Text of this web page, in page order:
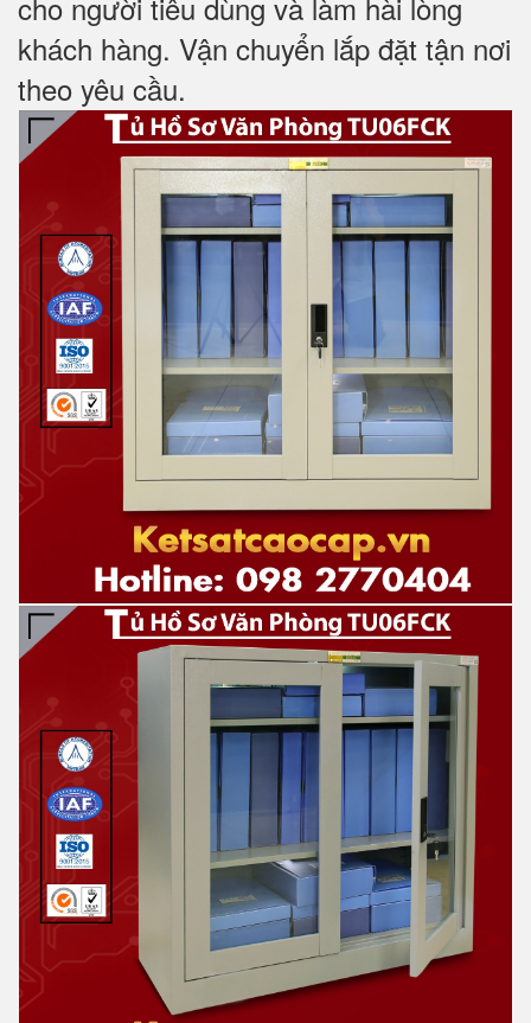
khách hàng. Vận chuyển lắp đặt tận nơi
theo yêu cầu.